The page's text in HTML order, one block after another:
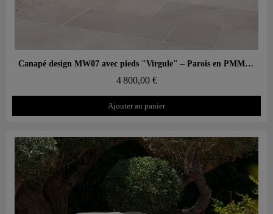
Aperçu rapide Canapé design MW07 avec pieds "Virgule" – Parois en PMMA coulé, assise en mousse alvéolaire
4 800,00 €
Ajouter au panier